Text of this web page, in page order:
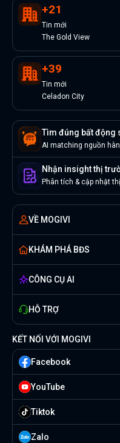
+21
Tin mới
The Gold View
+39
Tin mới
Celadon City
Tìm đúng bất động
AI matching nguồn
Nhận insight thị
Phân tích & cập nhật
VỀ MOGIVI
KHÁM PHÁ BĐS
CÔNG CỤ AI
HỖ TRỢ
KẾT NỐI VỚI MOGIVI
Facebook
YouTube
Tiktok
Zalo